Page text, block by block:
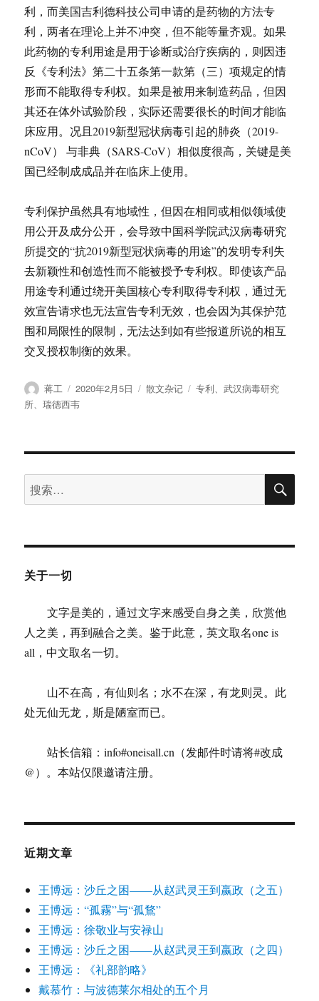
利，而美国吉利德科技公司申请的是药物的方法专
利，两者在理论上并不冲突，但不能等量齐观。如果
此药物的专利用途是用于诊断或治疗疾病的，则因违
反《专利法》第二十五条第一款第（三）项规定的情
形而不能取得专利权。如果是被用来制造药品，但因
其还在体外试验阶段，实际还需要很长的时间才能临
床应用。况且2019新型冠状病毒引起的肺炎（2019-
nCoV） 与非典（SARS-CoV）相似度很高，关键是美
国已经制成成品并在临床上使用。
专利保护虽然具有地域性，但因在相同或相似领域使
用公开及成分公开，会导致中国科学院武汉病毒研究
所提交的“抗2019新型冠状病毒的用途”的发明专利失
去新颖性和创造性而不能被授予专利权。即使该产品
用途专利通过绕开美国核心专利取得专利权，通过无
效宣告请求也无法宣告专利无效，也会因为其保护范
围和局限性的限制，无法达到如有些报道所说的相互
交叉授权制衡的效果。
作
者
蒋工
发
布
2020年2月5日
分
散文杂记
标
专利、武汉病毒研究
所、瑞德西韦
搜
索：
搜
关于一切
文字是美的，通过文字来感受自身之美，欣赏他
人之美，再到融合之美。鉴于此意，英文取名one is
all，中文取名一切。
山不在高，有仙则名；水不在深，有龙则灵。此
处无仙无龙，斯是陋室而已。
站长信箱：info#oneisall.cn（发邮件时请将#改成
@）。本站仅限邀请注册。
近期文章
王博远：沙丘之困——从赵武灵王到嬴政（之五）
王博远：“孤霧”与“孤鶩”
王博远：徐敬业与安禄山
王博远：沙丘之困——从赵武灵王到嬴政（之四）
王博远：《礼部韵略》
戴慕竹：与波德莱尔相处的五个月